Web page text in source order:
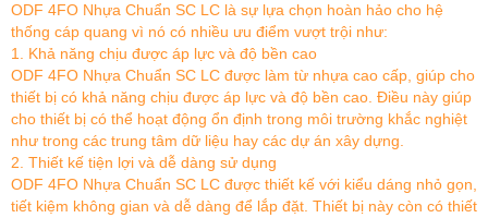
ODF 4FO Nhựa Chuẩn SC LC là sự lựa chọn hoàn hảo cho hệ
thống cáp quang vì nó có nhiều ưu điểm vượt trội như:
1. Khả năng chịu được áp lực và độ bền cao
ODF 4FO Nhựa Chuẩn SC LC được làm từ nhựa cao cấp, giúp cho
thiết bị có khả năng chịu được áp lực và độ bền cao. Điều này giúp
cho thiết bị có thể hoạt động ổn định trong môi trường khắc nghiệt
như trong các trung tâm dữ liệu hay các dự án xây dựng.
2. Thiết kế tiện lợi và dễ dàng sử dụng
ODF 4FO Nhựa Chuẩn SC LC được thiết kế với kiểu dáng nhỏ gọn,
tiết kiệm không gian và dễ dàng để lắp đặt. Thiết bị này còn có thiết